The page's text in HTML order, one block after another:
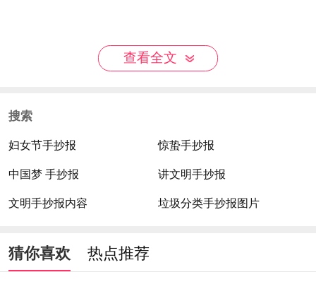
查看全文
搜索
妇女节手抄报 惊蛰手抄报
中国梦 手抄报 讲文明手抄报
文明手抄报内容 垃圾分类手抄报图片
猜你喜欢 热点推荐